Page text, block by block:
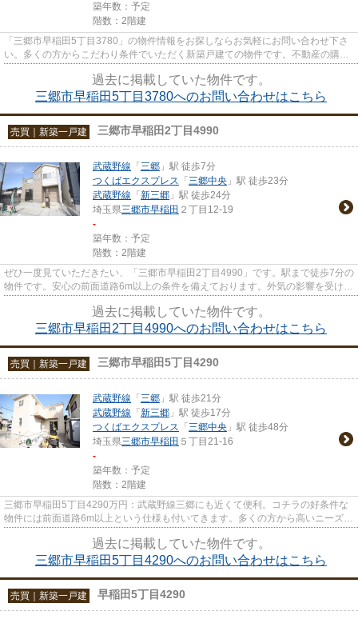
築年数：予定
階数：2階建
「三郷市早稲田5丁目3780」の物件情報をお探しならお気軽にお問い合わせ下さ
い。多くの方からこだわり条件でいただく新築戸建ての物件です。不動産の購入
過去に掲載していた物件です。
三郷市早稲田5丁目3780へのお問い合わせはこちら
売買｜新築一戸建 三郷市早稲田2丁目4990
武蔵野線 「 三郷 」駅 徒歩7分
つくばエクスプレス 「 三郷中央 」駅 徒歩23分
武蔵野線 「 新三郷 」駅 徒歩24分
埼玉県三郷市早稲田 ２丁目12-19
-
築年数：予定
階数：2階建
ぜひ一度見ていただきたい、「三郷市早稲田2丁目4990」です。駅まで徒歩7分の
物件です。安心の前面道路6m以上の条件を備えております。外気の影響を受けに
過去に掲載していた物件です。
三郷市早稲田2丁目4990へのお問い合わせはこちら
売買｜新築一戸建 三郷市早稲田5丁目4290
武蔵野線 「 三郷 」駅 徒歩21分
武蔵野線 「 新三郷 」駅 徒歩17分
つくばエクスプレス 「 三郷中央 」駅 徒歩48分
埼玉県三郷市早稲田 ５丁目21-16
-
築年数：予定
階数：2階建
三郷市早稲田5丁目4290万円：武蔵野線三郷にも近くて便利。コチラの好条件な
物件には前面道路6m以上という仕様も付いてきます。多くの方から高いニーズの
過去に掲載していた物件です。
三郷市早稲田5丁目4290へのお問い合わせはこちら
売買｜新築一戸建 早稲田5丁目4290